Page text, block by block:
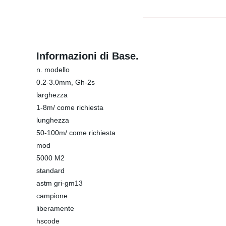
Informazioni di Base.
n. modello
0.2-3.0mm, Gh-2s
larghezza
1-8m/ come richiesta
lunghezza
50-100m/ come richiesta
mod
5000 M2
standard
astm gri-gm13
campione
liberamente
hscode